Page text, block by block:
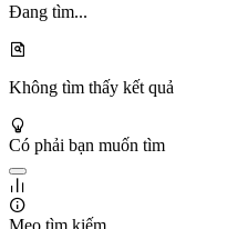
Đang tìm...
Không tìm thấy kết quả
Có phải bạn muốn tìm